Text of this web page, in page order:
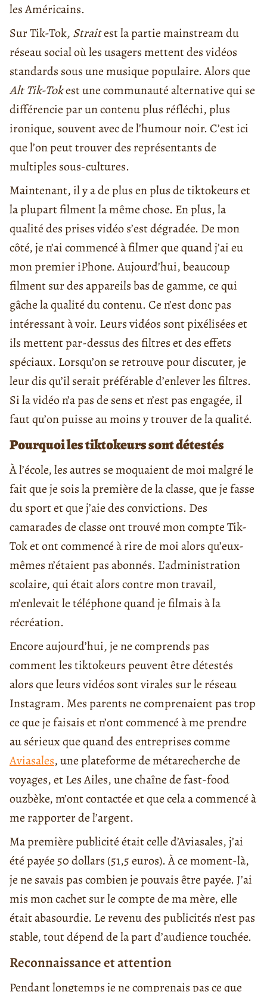
les Américains.
Sur Tik-Tok, Straitest la partie mainstream du
réseau social où les usagers mettent des vidéos
standards sous une musique populaire. Alors que
Alt Tik-Tokest une communauté alternative qui se
différencie par un contenu plus réfléchi, plus
ironique, souvent avec de l’humour noir. C’est ici
que l’on peut trouver des représentants de
multiples sous-cultures.
Maintenant, il y a de plus en plus de tiktokeurs et
la plupart filment la même chose. En plus, la
qualité des prises vidéo s’est dégradée. De mon
côté, je n’ai commencé à filmer que quand j’ai eu
mon premier iPhone. Aujourd’hui, beaucoup
filment sur des appareils bas de gamme, ce qui
gâche la qualité du contenu. Ce n’est donc pas
intéressant à voir. Leurs vidéos sont pixélisées et
ils mettent par-dessus des filtres et des effets
spéciaux. Lorsqu’on se retrouve pour discuter, je
leur dis qu’il serait préférable d’enlever les filtres.
Si la vidéo n’a pas de sens et n’est pas engagée, il
faut qu’on puisse au moins y trouver de la qualité.
Pourquoi les tiktokeurs sont détestés
À l’école, les autres se moquaient de moi malgré le
fait que je sois la première de la classe, que je fasse
du sport et que j’aie des convictions. Des
camarades de classe ont trouvé mon compte Tik-
Tok et ont commencé à rire de moi alors qu’eux-
mêmes n’étaient pas abonnés. L’administration
scolaire, qui était alors contre mon travail,
m’enlevait le téléphone quand je filmais à la
récréation.
Encore aujourd’hui, je ne comprends pas
comment les tiktokeurs peuvent être détestés
alors que leurs vidéos sont virales sur le réseau
Instagram. Mes parents ne comprenaient pas trop
ce que je faisais et n’ont commencé à me prendre
au sérieux que quand des entreprises comme
Aviasales, une plateforme de métarecherche de
voyages, et Les Ailes, une chaîne de fast-food
ouzbèke, m’ont contactée et que cela a commencé à
me rapporter de l’argent.
Ma première publicité était celle d’Aviasales, j’ai
été payée 50 dollars (51,5 euros). À ce moment-là,
je ne savais pas combien je pouvais être payée. J’ai
mis mon cachet sur le compte de ma mère, elle
était abasourdie. Le revenu des publicités n’est pas
stable, tout dépend de la part d’audience touchée.
Reconnaissance et attention
Pendant longtemps je ne comprenais pas ce que